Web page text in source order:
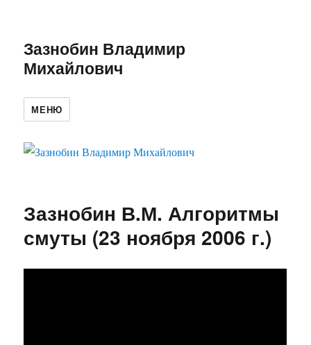
Зазнобин Владимир
Михайлович
МЕНЮ
Зазнобин В.М. Алгоритмы
смуты (23 ноября 2006 г.)